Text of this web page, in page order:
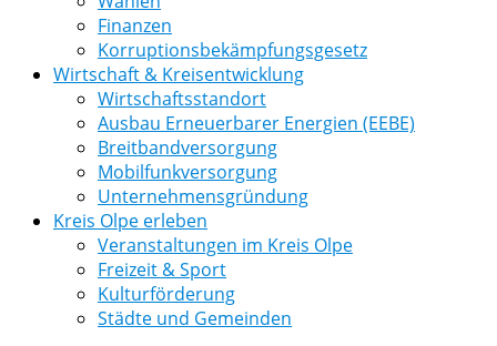
Finanzen
Korruptionsbekämpfungsgesetz
Wirtschaft & Kreisentwicklung
Wirtschaftsstandort
Ausbau Erneuerbarer Energien (EEBE)
Breitbandversorgung
Mobilfunkversorgung
Unternehmensgründung
Kreis Olpe erleben
Veranstaltungen im Kreis Olpe
Freizeit & Sport
Kulturförderung
Städte und Gemeinden